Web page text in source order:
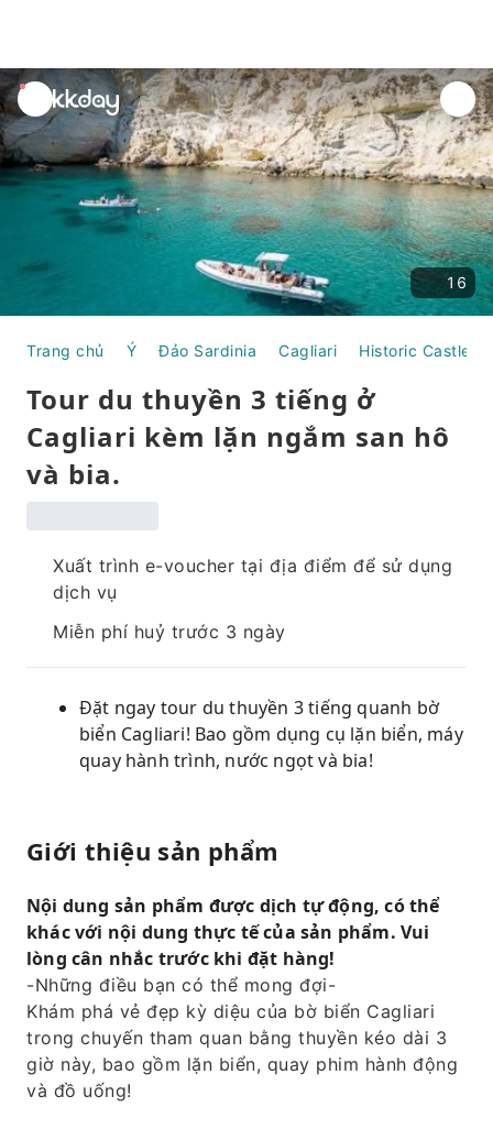
unread
notifications
16
Trang chủ Ý Đảo Sardinia Cagliari Historic Castle
Tour du thuyền 3 tiếng ở
Cagliari kèm lặn ngắm san hô
và bia.
Xuất trình e-voucher tại địa điểm để sử dụng
dịch vụ
Miễn phí huỷ trước 3 ngày
Đặt ngay tour du thuyền 3 tiếng quanh bờ
biển Cagliari! Bao gồm dụng cụ lặn biển, máy
quay hành trình, nước ngọt và bia!
Giới thiệu sản phẩm
Nội dung sản phẩm được dịch tự động, có thể
khác với nội dung thực tế của sản phẩm. Vui
lòng cân nhắc trước khi đặt hàng!
-Những điều bạn có thể mong đợi-
Khám phá vẻ đẹp kỳ diệu của bờ biển Cagliari
trong chuyến tham quan bằng thuyền kéo dài 3
giờ này, bao gồm lặn biển, quay phim hành động
và đồ uống!